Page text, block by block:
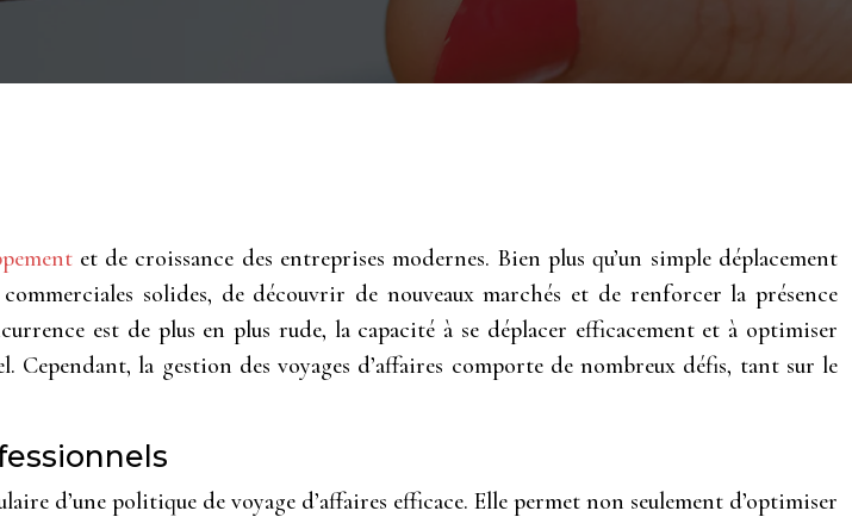
et de croissance des entreprises modernes. Bien plus qu’un simple déplacement
solides, de découvrir de nouveaux marchés et de renforcer la présence
est de plus en plus rude, la capacité à se déplacer efficacement et à optimiser
la gestion des voyages d’affaires comporte de nombreux défis, tant sur le
d’une politique de voyage d’affaires efficace. Elle permet non seulement d’optimiser